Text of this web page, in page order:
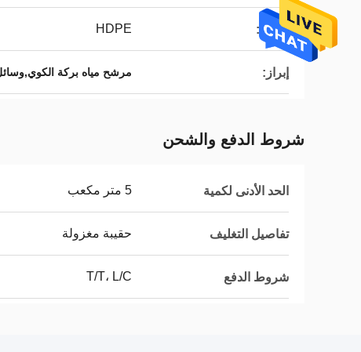
المواد: HDPE
إبراز: مرشح مياه بركة
شروط الدفع والشحن
الحد الأدنى لكمية 5 متر مكعب
تفاصيل التغليف حقيبة مغزولة
شروط الدفع T/T، L/C